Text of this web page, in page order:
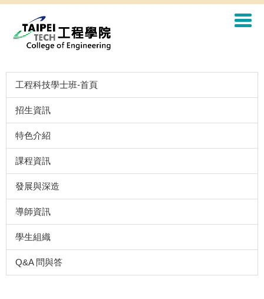
工程科技學士班-首頁
招生資訊
特色介紹
課程資訊
發展與深造
導師資訊
學生組織
Q&A 問與答